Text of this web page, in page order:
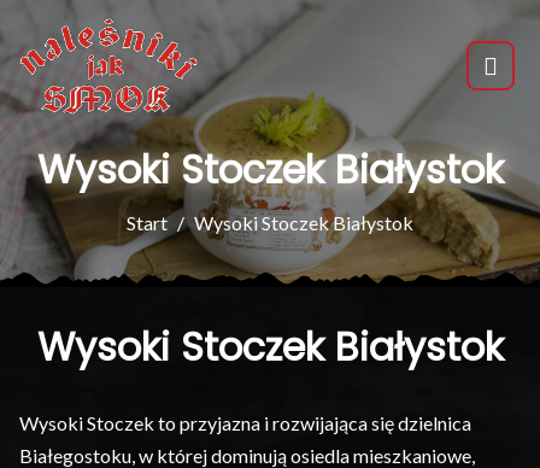
Wysoki Stoczek Białystok
Start Wysoki Stoczek Białystok
Wysoki Stoczek Białystok
Wysoki Stoczek to przyjazna i rozwijająca się dzielnica
Białegostoku, w której dominują osiedla mieszkaniowe,